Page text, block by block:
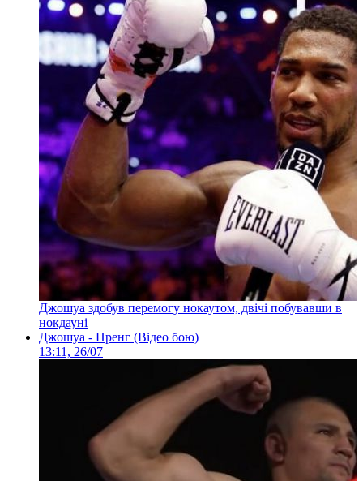
Джошуа здобув перемогу нокаутом, двічі побувавши в
нокдауні
Джошуа - Пренг (Відео бою)
13:11, 26/07